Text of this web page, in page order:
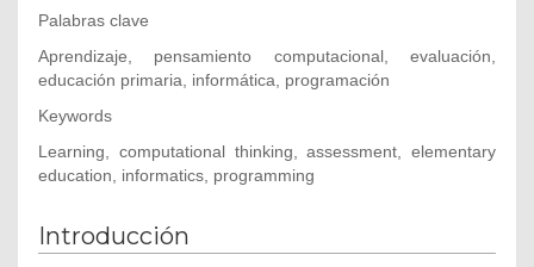
Palabras clave
Aprendizaje, pensamiento computacional, evaluación,
educación primaria, informática, programación
Keywords
Learning, computational thinking, assessment, elementary
education, informatics, programming
Introducción